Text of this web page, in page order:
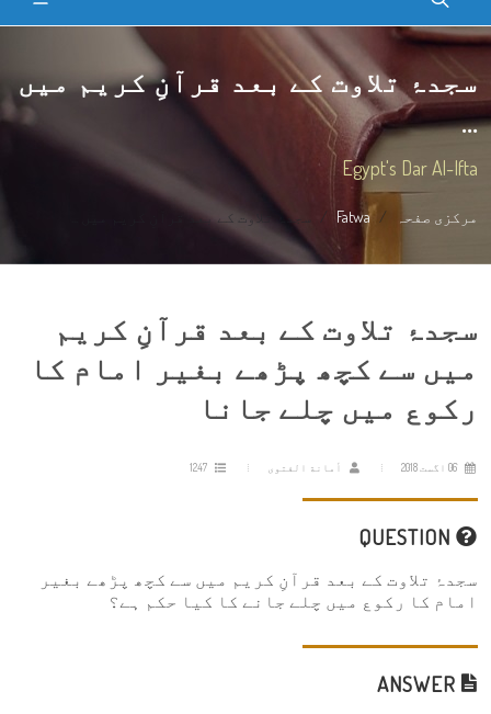
سجدۂ تلاوت کے بعد قرآنِ کریم میں
...
Egypt's Dar Al-Ifta
مرکزی صفحہ Fatwa سجدۂ تلاوت کے بعد قرآنِ کریم میں ...
سجدۂ تلاوت کے بعد قرآنِ کریم
میں سے کچھ پڑھے بغیر امام کا
رکوع میں چلے جانا
06 اگست 2018 أمانة الفتوى
سجدۂ تلاوت کے بعد قرآنِ کریم میں سے کچھ پڑھے بغیر
امام کا رکوع میں چلے جانے کا کیا حکم ہے؟